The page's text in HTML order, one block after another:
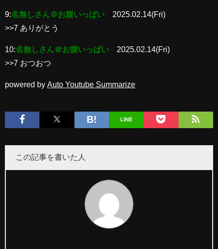
9:名無しさん＠お腹いっぱい
2025.02.14(Fri)
>>7 ありがとう
10:名無しさん＠お腹いっぱい
2025.02.14(Fri)
>>7 おつおつ
powered by Auto Youtube Summarize
LINE
この記事を書いた人